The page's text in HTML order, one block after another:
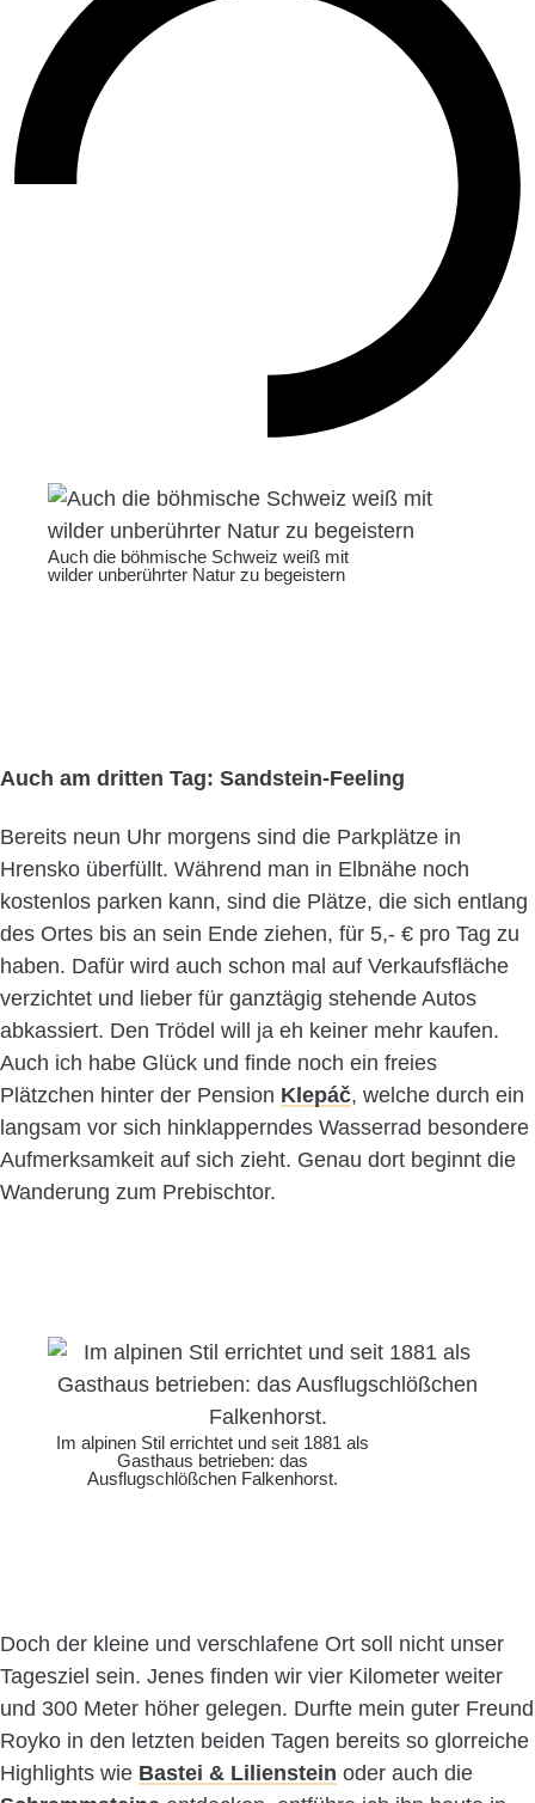
Auch die böhmische Schweiz weiß mit
wilder unberührter Natur zu begeistern
Auch am dritten Tag: Sandstein-Feeling
Bereits neun Uhr morgens sind die Parkplätze in
Hrensko überfüllt. Während man in Elbnähe noch
kostenlos parken kann, sind die Plätze, die sich entlang
des Ortes bis an sein Ende ziehen, für 5,- € pro Tag zu
haben. Dafür wird auch schon mal auf Verkaufsfläche
verzichtet und lieber für ganztägig stehende Autos
abkassiert. Den Trödel will ja eh keiner mehr kaufen.
Auch ich habe Glück und finde noch ein freies
Plätzchen hinter der Pension Klepáč, welche durch ein
langsam vor sich hinklapperndes Wasserrad besondere
Aufmerksamkeit auf sich zieht. Genau dort beginnt die
Wanderung zum Prebischtor.
Im alpinen Stil errichtet und seit 1881 als
Gasthaus betrieben: das
Ausflugschlößchen Falkenhorst.
Doch der kleine und verschlafene Ort soll nicht unser
Tagesziel sein. Jenes finden wir vier Kilometer weiter
und 300 Meter höher gelegen. Durfte mein guter Freund
Royko in den letzten beiden Tagen bereits so glorreiche
Highlights wie Bastei & Lilienstein oder auch die